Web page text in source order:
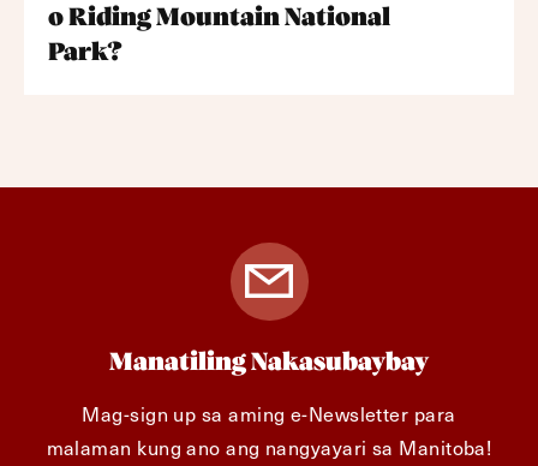
o Riding Mountain National
Park?
Manatiling Nakasubaybay
Mag-sign up sa aming e-Newsletter para
malaman kung ano ang nangyayari sa Manitoba!